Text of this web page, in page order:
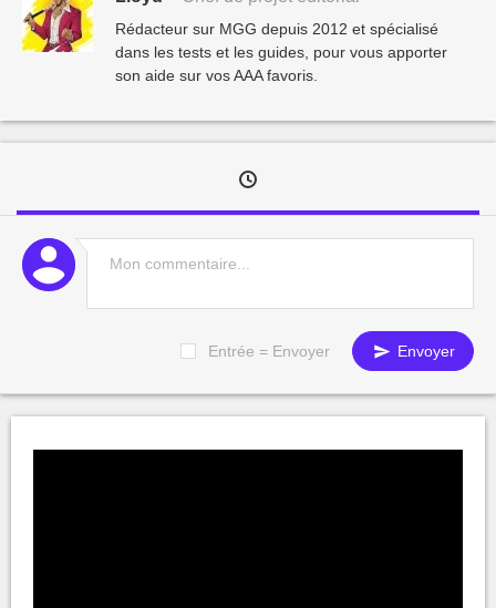
Rédacteur sur MGG depuis 2012 et spécialisé
dans les tests et les guides, pour vous apporter
son aide sur vos AAA favoris.
Entrée = Envoyer Envoyer